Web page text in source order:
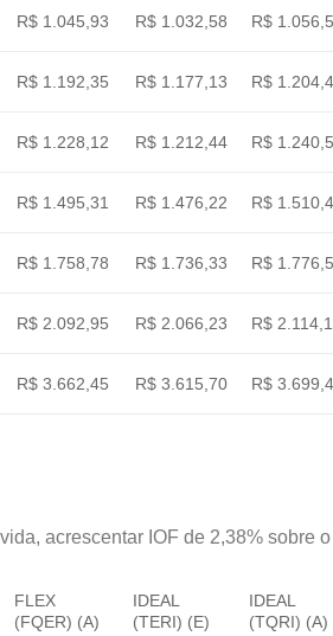
R$ 1.045,93 R$ 1.032,58 R$
R$ 1.192,35 R$ 1.177,13 R$
R$ 1.228,12 R$ 1.212,44 R$
R$ 1.495,31 R$ 1.476,22 R$
R$ 1.758,78 R$ 1.736,33 R$
R$ 2.092,95 R$ 2.066,23 R$
R$ 3.662,45 R$ 3.615,70 R$
acrescentar IOF de 2,38% sobre o
FLEX
(FQER) (A)
IDEAL
(TERI) (E)
IDEAL
(TQRI) (A)